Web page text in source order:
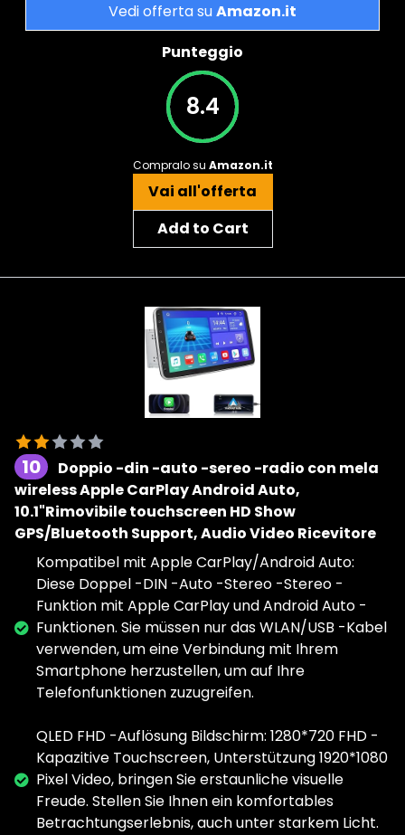
Vedi offerta suAmazon.it
Punteggio
8.4
Compralo su Amazon.it
Vai all'offerta
Add to Cart
10
Doppio -din -auto -sereo -radio con mela
wireless Apple CarPlay Android Auto,
10.1"Rimovibile touchscreen HD Show
GPS/Bluetooth Support, Audio Video Ricevitore
Kompatibel mit Apple CarPlay/Android Auto:
Diese Doppel -DIN -Auto -Stereo -Stereo -
Funktion mit Apple CarPlay und Android Auto -
Funktionen. Sie müssen nur das WLAN/USB -Kabel
verwenden, um eine Verbindung mit Ihrem
Smartphone herzustellen, um auf Ihre
Telefonfunktionen zuzugreifen.
QLED FHD -Auflösung Bildschirm: 1280*720 FHD -
Kapazitive Touchscreen, Unterstützung 1920*1080
Pixel Video, bringen Sie erstaunliche visuelle
Freude. Stellen Sie Ihnen ein komfortables
Betrachtungserlebnis, auch unter starkem Licht.